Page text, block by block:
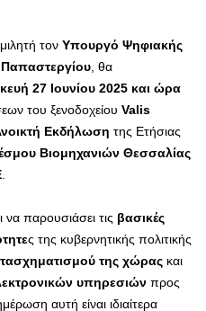
τον Υπουργό Ψηφιακής
, θα
27 Ιουνίου 2025 και ώρα
του ξενοδοχείου Valis
Εκδήλωση της Ετήσιας
Βιομηχανιών Θεσσαλίας
παρουσιάσει τις βασικές
ς της κυβερνητικής πολιτικής
της χώρας και
υπηρεσιών προς
αυτή είναι ιδιαίτερα